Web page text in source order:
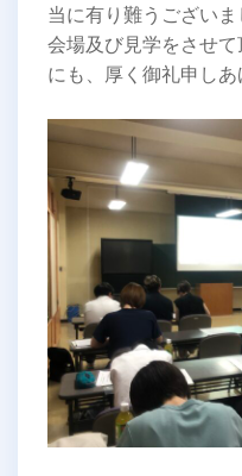
当に有り難うございま
会場及び見学をさせ
にも、厚く御礼申しあ